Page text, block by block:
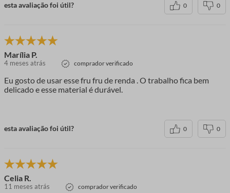
esta avaliação foi útil? 0 0
Marília P.
4 meses atrás comprador verificado
Eu gosto de usar esse fru fru de renda . O trabalho fica bem
delicado e esse material é durável.
esta avaliação foi útil? 0 0
Celia R.
11 meses atrás comprador verificado